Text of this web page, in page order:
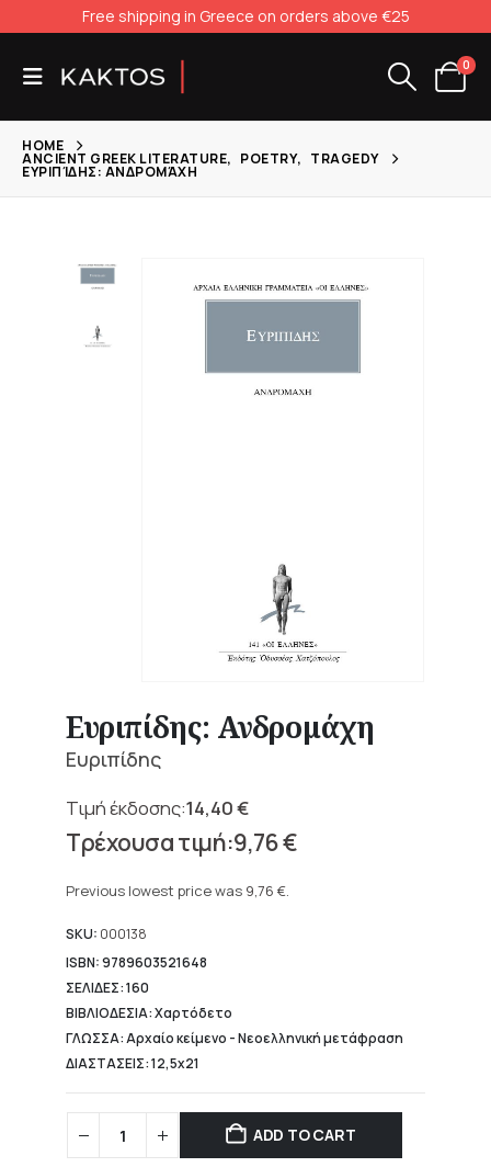
Free shipping in Greece on orders above €25
0
HOME
ANCIENT GREEK LITERATURE, POETRY, TRAGEDY
ΕΥΡΙΠΊΔΗΣ: ΑΝΔΡΟΜΆΧΗ
Ευριπίδης: Ανδρομάχη
Ευριπίδης
14,40€
Original
price
14,40 €.
9,76€
price
9,76 €.
Previous lowest price was 9,76 €.
SKU: 000138
ISBN: 9789603521648
ΣΕΛΙΔΕΣ: 160
ΒΙΒΛΙΟΔΕΣΙΑ: Χαρτόδετο
ΓΛΩΣΣΑ: Αρχαίο κείμενο - Νεοελληνική μετάφραση
ΔΙΑΣΤΑΣΕΙΣ: 12,5x21
ADD TO CART